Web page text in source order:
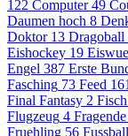
122 Computer 49
Daumen hoch 8
Doktor 13 Dragoball
Eishockey 19
Engel 387 Erste
Fasching 73 Feed 161
Final Fantasy 2 Fisch
Flugzeug 4 Fragende
Fruehling 56 Fussball